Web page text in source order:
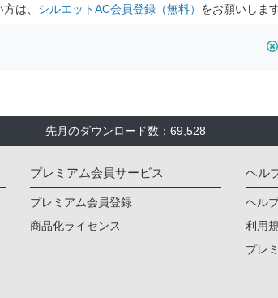
は、 シルエットAC会員登録（無料） をお願いします
先月のダウンロード数：69,528
プレミアム会員サービス
プレミアム会員登録
商品化ライセンス
ヘル
ヘル
利用
プレ